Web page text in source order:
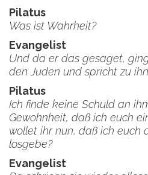
Pilatus
Was ist Wahrheit?
Evangelist
Und da er das gesaget,
den Juden und spricht zu
Pilatus
Ich finde keine Schuld an
Gewohnheit, daß ich euch
wollet ihr nun, daß ich euch
losgebe?
Evangelist